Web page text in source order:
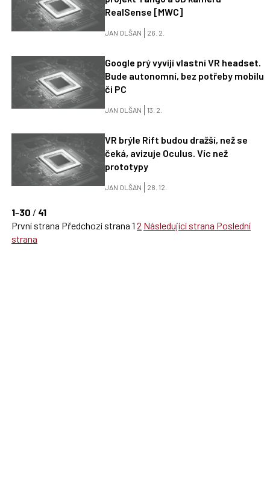
RealSense [MWC]
JAN OLŠAN 26. 2.
Google prý vyvíjí vlastní VR headset.
Bude autonomní, bez potřeby mobilu
či PC
JAN OLŠAN 13. 2.
VR brýle Rift budou dražší, než se
čeká, avizuje Oculus. Víc než
prototypy
JAN OLŠAN 28. 12.
1–30 / 41
První strana Předchozí strana 1 2 Následující strana Poslední
strana